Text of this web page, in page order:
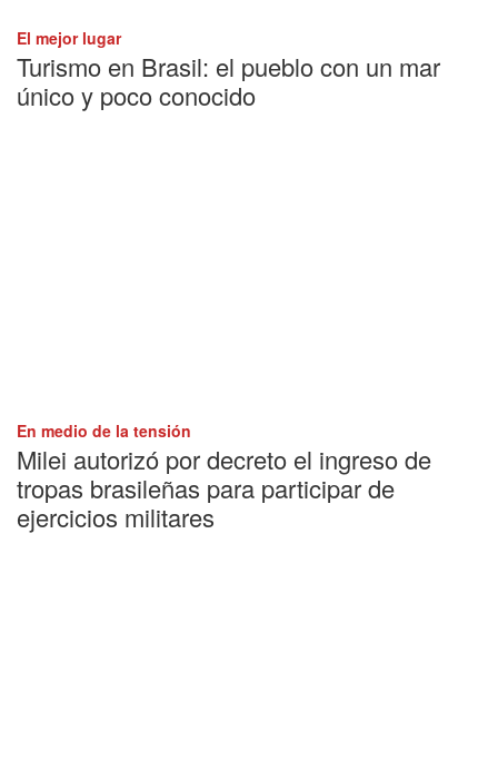
El mejor lugar
Turismo en Brasil: el pueblo con un mar
único y poco conocido
En medio de la tensión
Milei autorizó por decreto el ingreso de
tropas brasileñas para participar de
ejercicios militares